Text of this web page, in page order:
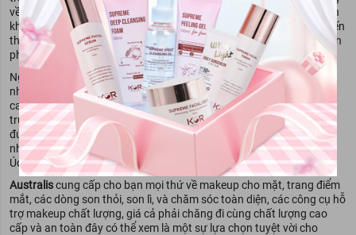
về tính thẩm mỹ mà nó còn được cải tiến để hợp với những quy định
khắt khe của người tiêu dùng. Không những vậy một điều khác khiến
thương hiệu được nhiều tín đồ làm đẹp yêu thích lựa chọn là các sản
phẩm của hãng có mức giá khá bình dân.
Ngoài ra
Australis Cosmeticscòn là một trong những thương hiệu
nhận được công nhận CCF – Không thử nghiệm trên động vật, và
cam kết chỉ sản xuất mỹ phẩm có tính chất thân thiện với môi
trường. Australis đã vận hành thành công với triết lý làm đẹp đạo
đức trong vòng 30 năm qua để khẳng định vai trò là 1 trong những
nhà cung cấp sản phẩm trang điểm và mỹ phẩm chất lượng cao ở
Úc.
Australiscung cấp cho bạn mọi thứ về makeup cho mặt, trang điểm
mắt, các dòng son thỏi, son lì, và chăm sóc toàn diện, các công cụ hỗ
trợ makeup chất lượng, giá cả phải chăng đi cùng chất lượng cao
cấp và an toàn đây có thể xem là một sự lựa chọn tuyệt vời cho